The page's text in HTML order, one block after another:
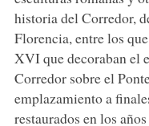
historia del Corredor,
Florencia, entre los
XVI que decoraban el
Corredor sobre el
emplazamiento a
restaurados en los